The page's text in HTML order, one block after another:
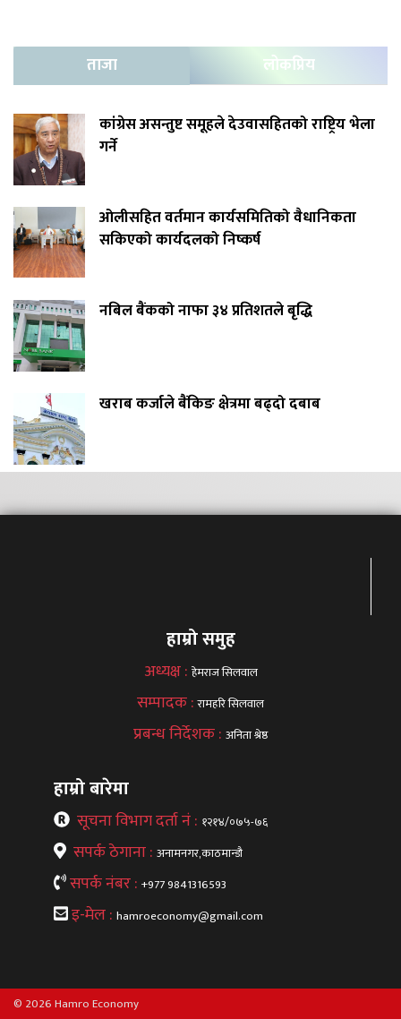
ताजा लोकप्रिय
कांग्रेस असन्तुष्ट समूहले देउवासहितको राष्ट्रिय भेला
गर्ने
ओलीसहित वर्तमान कार्यसमितिको वैधानिकता
सकिएको कार्यदलको निष्कर्ष
नबिल बैंकको नाफा ३४ प्रतिशतले बृद्धि
खराब कर्जाले बैंकिङ क्षेत्रमा बढ्दो दबाब
हाम्रो समुह
अध्यक्ष : हेमराज सिलवाल
सम्पादक :रामहरि सिलवाल
प्रबन्ध निर्देशक : अनिता श्रेष्ठ
हाम्रो बारेमा
सूचना विभाग दर्ता नं : १२१४/०७५-७६
सपर्क ठेगाना : अनामनगर,काठमान्डौ
सपर्क नंबर : +977 9841316593
इ-मेल : hamroeconomy@gmail.com
© 2026 Hamro Economy